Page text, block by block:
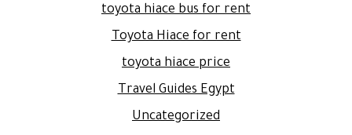
toyota hiace bus for rent
Toyota Hiace for rent
toyota hiace price
Travel Guides Egypt
Uncategorized